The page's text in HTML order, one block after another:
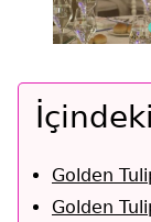
Golden
Golden